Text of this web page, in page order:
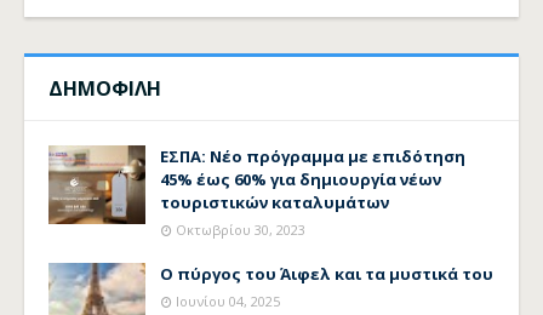
ΔΗΜΟΦΙΛΗ
ΕΣΠΑ: Νέο πρόγραμμα με επιδότηση
45% έως 60% για δημιουργία νέων
τουριστικών καταλυμάτων
Οκτωβρίου 30, 2023
Ο πύργος του Άιφελ και τα μυστικά του
Ιουνίου 04, 2025